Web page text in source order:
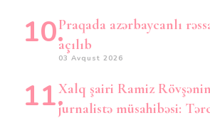
Praqada azərbaycanlı
açılıb
03 Avqust 2026
Xalq şairi Ramiz
jurnalistə müsahibəsi: